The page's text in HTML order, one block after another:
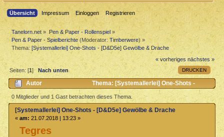
Übersicht Impressum Einloggen Registrieren
Tanelorn.net » Pen & Paper - Rollenspiel»
Pen & Paper - Spielberichte (Moderator:Timberwere) »
Thema:[Systemallerlei] One-Shots - [D&D5e] Gewölbe & Drache
« vorheriges nächstes »
DRUCKEN
Seiten: [1] Nach unten
Autor
Thema: [Systemallerlei] One-Shots -
[D&D5e] Gewölbe & Drache (Gelesen 5948 mal)
0 Mitglieder und 1 Gast betrachten dieses Thema.
Tegres
[Systemallerlei] One-Shots - [D&D5e] Gewölbe & Drache
« am: 21.07.2018 | 13:23 »